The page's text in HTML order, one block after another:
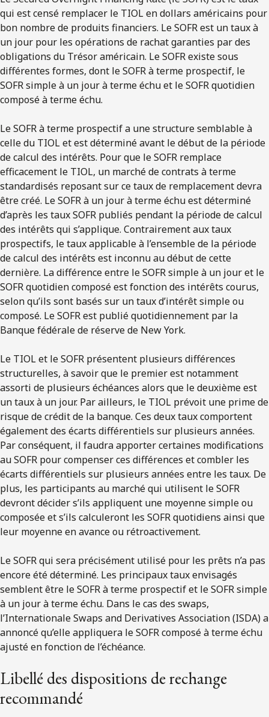
qui est censé remplacer le TIOL en dollars américains pour
bon nombre de produits financiers. Le SOFR est un taux à
un jour pour les opérations de rachat garanties par des
obligations du Trésor américain. Le SOFR existe sous
différentes formes, dont le SOFR à terme prospectif, le
SOFR simple à un jour à terme échu et le SOFR quotidien
composé à terme échu.
Le SOFR à terme prospectif a une structure semblable à
celle du TIOL et est déterminé avant le début de la période
de calcul des intérêts. Pour que le SOFR remplace
efficacement le TIOL, un marché de contrats à terme
standardisés reposant sur ce taux de remplacement devra
être créé. Le SOFR à un jour à terme échu est déterminé
d’après les taux SOFR publiés pendant la période de calcul
des intérêts qui s’applique. Contrairement aux taux
prospectifs, le taux applicable à l’ensemble de la période
de calcul des intérêts est inconnu au début de cette
dernière. La différence entre le SOFR simple à un jour et le
SOFR quotidien composé est fonction des intérêts courus,
selon qu’ils sont basés sur un taux d’intérêt simple ou
composé. Le SOFR est publié quotidiennement par la
Banque fédérale de réserve de New York.
Le TIOL et le SOFR présentent plusieurs différences
structurelles, à savoir que le premier est notamment
assorti de plusieurs échéances alors que le deuxième est
un taux à un jour. Par ailleurs, le TIOL prévoit une prime de
risque de crédit de la banque. Ces deux taux comportent
également des écarts différentiels sur plusieurs années.
Par conséquent, il faudra apporter certaines modifications
au SOFR pour compenser ces différences et combler les
écarts différentiels sur plusieurs années entre les taux. De
plus, les participants au marché qui utilisent le SOFR
devront décider s’ils appliquent une moyenne simple ou
composée et s’ils calculeront les SOFR quotidiens ainsi que
leur moyenne en avance ou rétroactivement.
Le SOFR qui sera précisément utilisé pour les prêts n’a pas
encore été déterminé. Les principaux taux envisagés
semblent être le SOFR à terme prospectif et le SOFR simple
à un jour à terme échu. Dans le cas des swaps,
l’Internationale Swaps and Derivatives Association (ISDA) a
annoncé qu’elle appliquera le SOFR composé à terme échu
ajusté en fonction de l’échéance.
Libellé des dispositions de rechange
recommandé